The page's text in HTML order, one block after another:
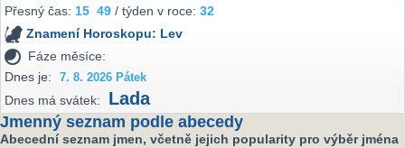
Přesný čas:15 49 / týden v roce:32
Znamení Horoskopu: Lev
Fáze měsíce:
Dnes je:
7. 8. 2026 Pátek
Dnes má svátek: Lada
Jmenný seznam podle abecedy
Abecední seznam jmen, včetně jejich popularity pro výběr jména